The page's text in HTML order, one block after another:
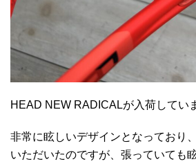
HEAD NEW RADICALが入荷してい
非常に眩しいデザインとなっており
いただいたのですが、張っていても